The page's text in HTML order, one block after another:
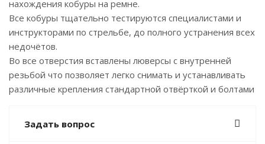
нахождения кобуры на ремне.
Все кобуры тщательно тестируются специалистами и
инструкторами по стрельбе, до полного устранения всех
недочётов.
Во все отверстия вставлены люверсы с внутренней
резьбой что позволяет легко снимать и устанавливать
различные крепления стандартной отвёрткой и болтами
Задать вопрос